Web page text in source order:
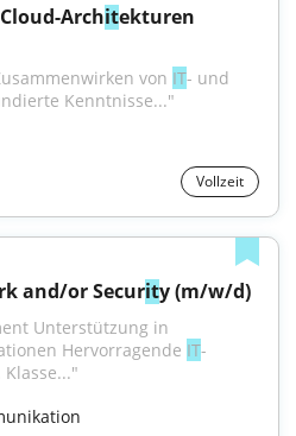
Architekturen
von IT- und
Kenntnisse..."
Vollzeit
and/or Security (m/w/d)
Unterstützung in
Hervorragende IT-